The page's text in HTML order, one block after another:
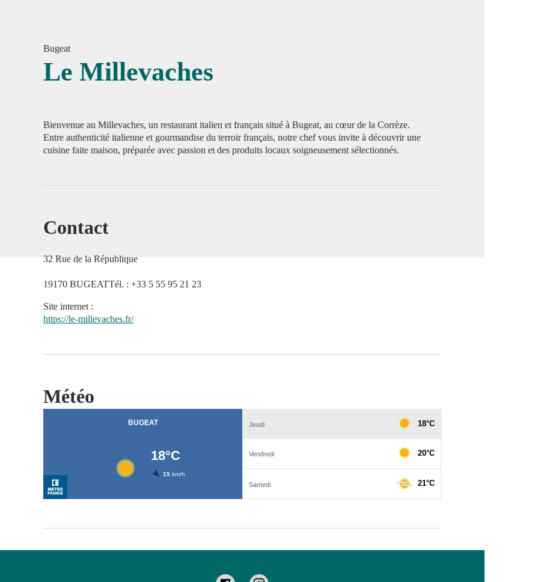
Bugeat
Le Millevaches
Bienvenue au Millevaches, un restaurant italien et français situé à Bugeat, au cœur de la Corrèze.
Entre authenticité italienne et gourmandise du terroir français, notre chef vous invite à découvrir une
cuisine faite maison, préparée avec passion et des produits locaux soigneusement sélectionnés.
Contact
32 Rue de la République
19170 BUGEATTél. : +33 5 55 95 21 23
Site internet :
https://le-millevaches.fr/
Météo